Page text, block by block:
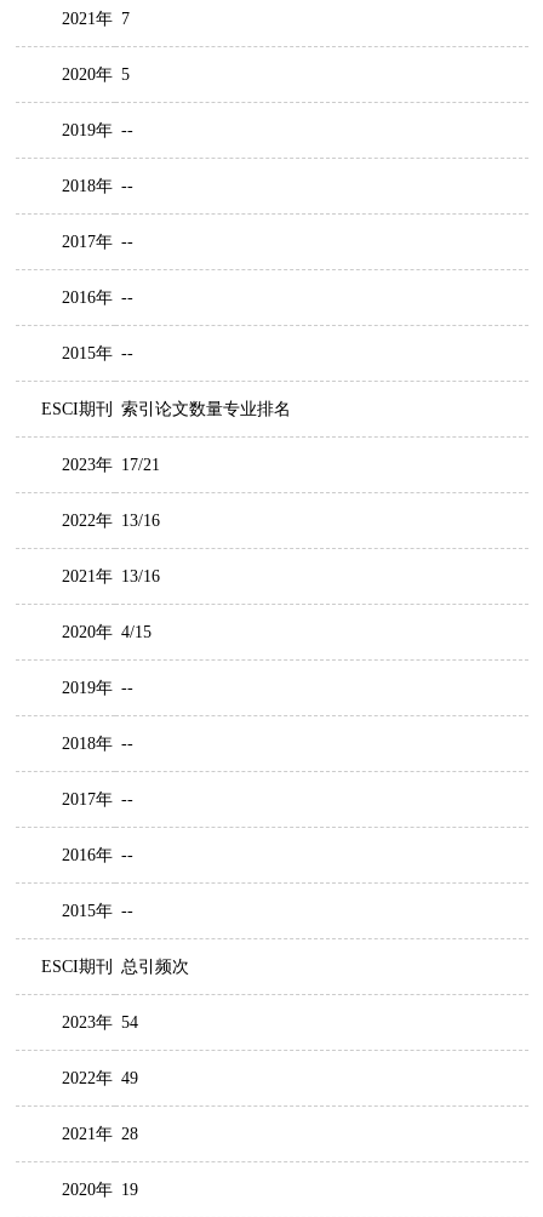
2021年 7
2020年 5
2019年 --
2018年 --
2017年 --
2016年 --
2015年 --
ESCI期刊 索引论文数量专业排名
2023年 17/21
2022年 13/16
2021年 13/16
2020年 4/15
2019年 --
2018年 --
2017年 --
2016年 --
2015年 --
ESCI期刊 总引频次
2023年 54
2022年 49
2021年 28
2020年 19